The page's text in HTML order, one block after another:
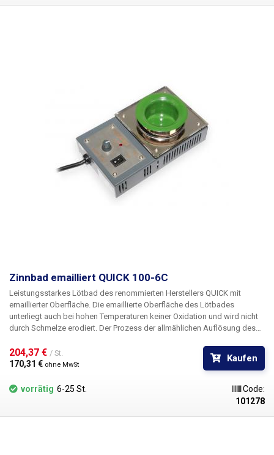
Zinnbad emailliert QUICK 100-6C
Leistungsstarkes Lötbad des renommierten Herstellers QUICK mit
emaillierter Oberfläche. Die emaillierte Oberfläche des Lötbades
unterliegt auch bei hohen Temperaturen keiner Oxidation und wird nicht
durch Schmelze erodiert. Der Prozess der allmählichen Auflösung des
die Lebensdauer von Metalllötbädern.
204,37 € / St.
170,31 € ohne MwSt
Kaufen
vorrätig 6-25 St.
Code:
101278